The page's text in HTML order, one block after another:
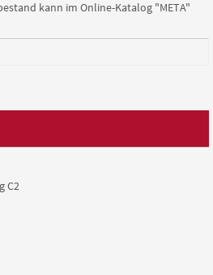
kann im Online-Katalog "META"
C2